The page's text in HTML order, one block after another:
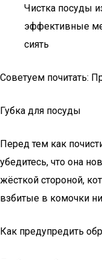
Чистка посуды
эффективные
сиять
Советуем почитать:
Губка для посуды
Перед тем как
убедитесь, что она
жёсткой стороной,
взбитые в комочки
Как предупредить